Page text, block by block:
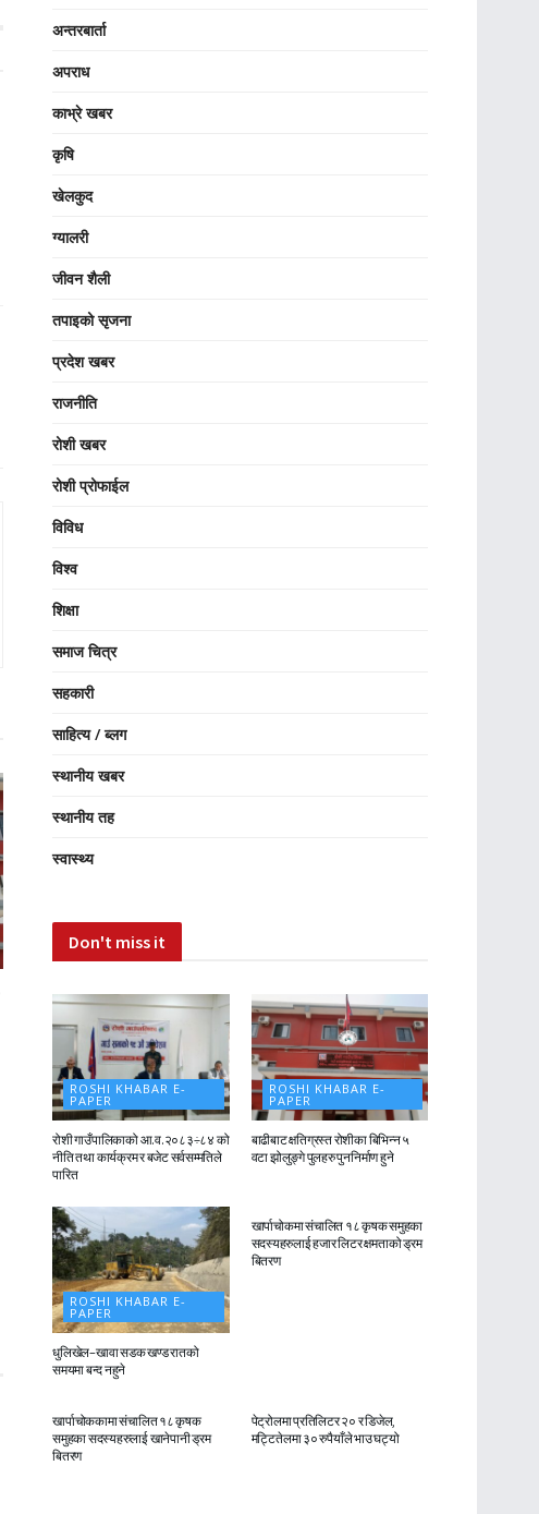
अन्तरबार्ता
अपराध
काभ्रे खबर
कृषि
खेलकुद
ग्यालरी
जीवन शैली
तपाइको सृजना
प्रदेश खबर
राजनीति
रोशी खबर
रोशी प्रोफाईल
विविध
विश्व
शिक्षा
समाज चित्र
सहकारी
साहित्य / ब्लग
स्थानीय खबर
स्थानीय तह
स्वास्थ्य
Don't miss it
ROSHI KHABAR E-
PAPER
रोशी गाउँपालिकाको आ.व.२०८३÷८४ को
नीति तथा कार्यक्रम र बजेट सर्वसम्मतिले
पारित
ROSHI KHABAR E-
PAPER
बाढीबाट क्षतिग्रस्त रोशीका बिभिन्न ५
वटा झोलुङ्गे पुलहरु पुननिर्माण हुने
ROSHI KHABAR E-
PAPER
धुलिखेल–खावा सडक खण्ड रातको
समयमा बन्द नहुने
खार्पाचोकमा संचालित १८ कृषक समुहका
सदस्यहरुलाई हजार लिटर क्षमताको ड्रम
बितरण
ROSHI KHABAR E-
खार्पाचोककामा संचालित १८ कृषक
समुहका सदस्यहरुलाई खानेपानी ड्रम
बितरण
पेट्रोलमा प्रतिलिटर २० र डिजेल,
मट्टितेलमा ३० रुपैयाँले भाउ घट्यो